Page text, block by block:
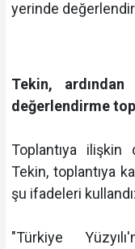
yerinde
Tekin,
değerlendirme
Toplantıya ilişkin
Tekin, toplantıya
şu ifadeleri kullandı:
"Türkiye